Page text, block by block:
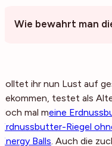
Wie bewahrt man
Solltet ihr nun Lust auf
bekommen, testet als
doch mal meine
Erdnussbutter-Riegel
Energy Balls. Auch die